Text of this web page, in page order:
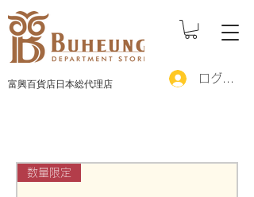
ログイン
富興百貨店日本総代理店
数量限定